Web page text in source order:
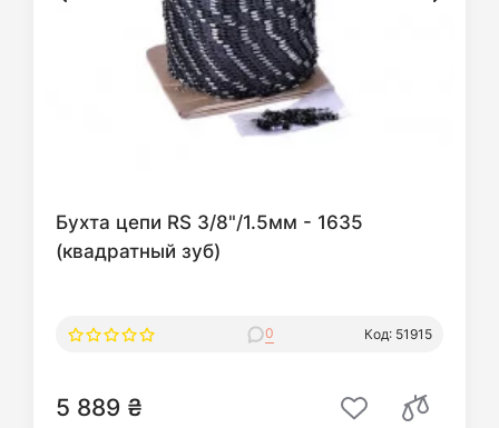
Бухта цепи RS 3/8"/1.5мм - 1635
(квадратный зуб)
0 Код: 51915
5 889 ₴